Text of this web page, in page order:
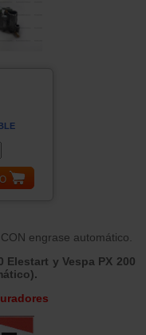
CON engrase automático.
Elestart y Vespa PX 200